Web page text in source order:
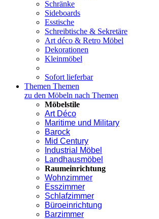
Schränke
Sideboards
Esstische
Schreibtische & Sekretäre
Art déco & Retro Möbel
Dekorationen
Kleinmöbel
Sofort lieferbar
Themen Themen
zu den Möbeln nach Themen
Möbelstile
Art Déco
Maritime und Military
Barock
Mid Century
Industrial Möbel
Landhausmöbel
Raumeinrichtung
Wohnzimmer
Esszimmer
Schlafzimmer
Büroeinrichtung
Barzimmer